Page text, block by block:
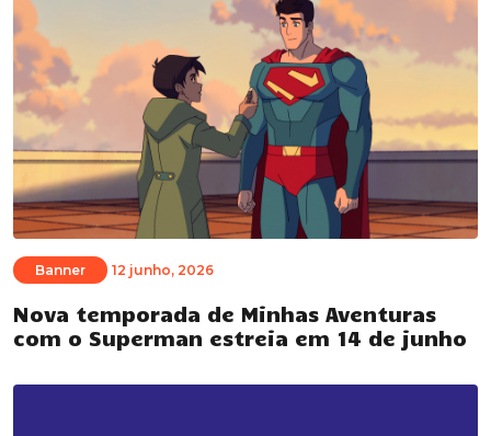
Banner 12 junho, 2026
Nova temporada de Minhas Aventuras
com o Superman estreia em 14 de junho